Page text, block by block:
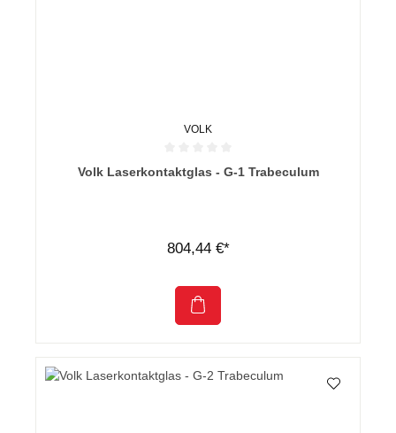
VOLK
Durchschnittliche Bewertung von 0 von 5 Sternen
Volk Laserkontaktglas - G-1 Trabeculum
804,44 €*